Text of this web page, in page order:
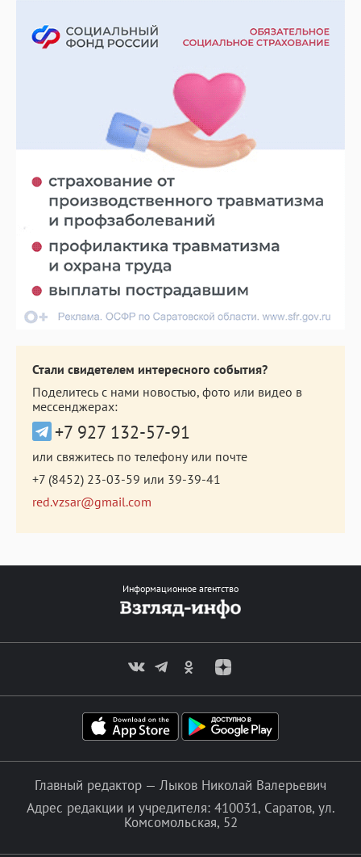
Стали свидетелем интересного события?
Поделитесь с нами новостью, фото или видео в
мессенджерах:
+7 927 132-57-91
или свяжитесь по телефону или почте
+7 (8452) 23-03-59 или 39-39-41
red.vzsar@gmail.com
Информационное агентство
Главный редактор — Лыков Николай Валерьевич
Адрес редакции и учредителя: 410031, Саратов, ул.
Комсомольская, 52